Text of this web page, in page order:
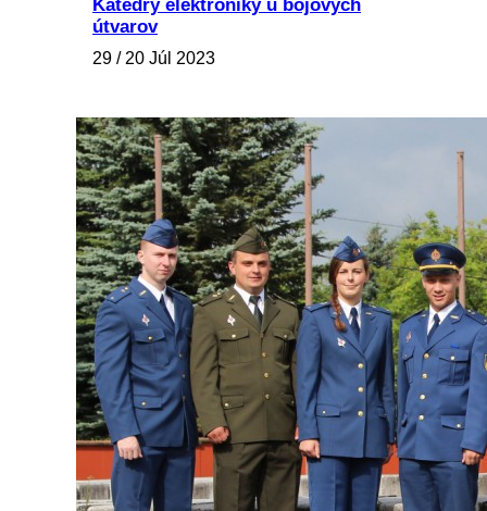
Katedry elektroniky u bojových
útvarov
29 / 20 Júl 2023